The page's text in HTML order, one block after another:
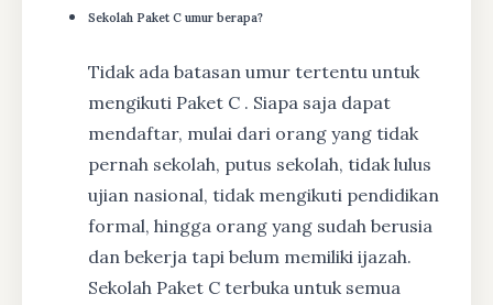
Sekolah Paket C umur berapa?
Tidak ada batasan umur tertentu untuk
mengikuti Paket C . Siapa saja dapat
mendaftar, mulai dari orang yang tidak
pernah sekolah, putus sekolah, tidak lulus
ujian nasional, tidak mengikuti pendidikan
formal, hingga orang yang sudah berusia
dan bekerja tapi belum memiliki ijazah.
Sekolah Paket C terbuka untuk semua